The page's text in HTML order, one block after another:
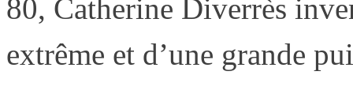
80, Catherine Diverrès
extrême et d’une grande